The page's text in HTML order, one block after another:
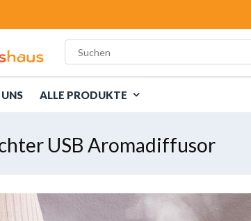
ALLE PRODUKTE
USB Aromadiffusor